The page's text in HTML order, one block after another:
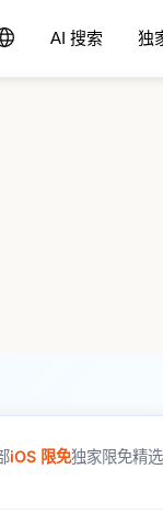
AI 搜索 独
iOS 限免独家限免精